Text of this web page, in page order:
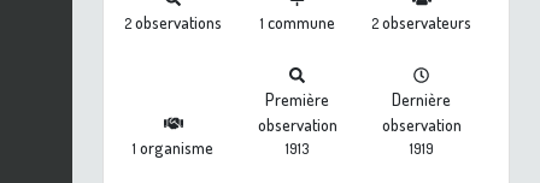
2observations 1 commune 2observateurs
1 organisme
Première
observation
1913
Dernière
observation
1919